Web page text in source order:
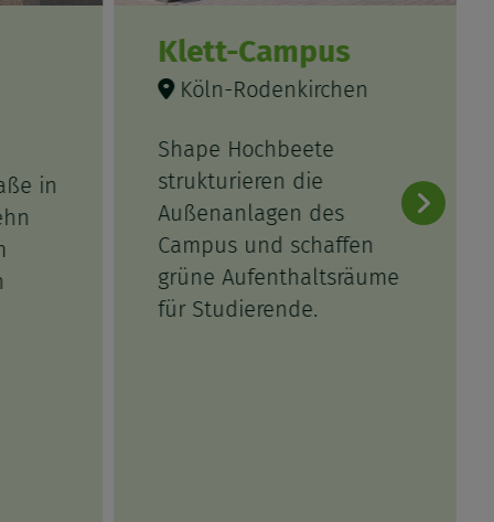
in
Klett-Campus
Köln-Rodenkirchen
Shape Hochbeete
strukturieren die
Außenanlagen des
Campus und schaffen
grüne Aufenthaltsräume
für Studierende.